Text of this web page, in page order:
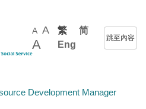
A A
A
繁
简
Eng
跳至內容
Development Manager